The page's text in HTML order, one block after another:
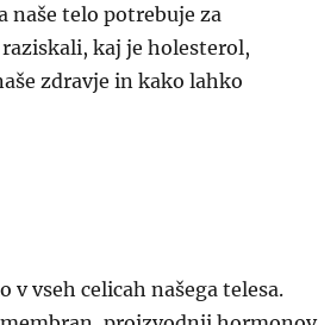
naše telo potrebuje za
kaj je holesterol,
zdravje in kako lahko
vseh celicah našega telesa.